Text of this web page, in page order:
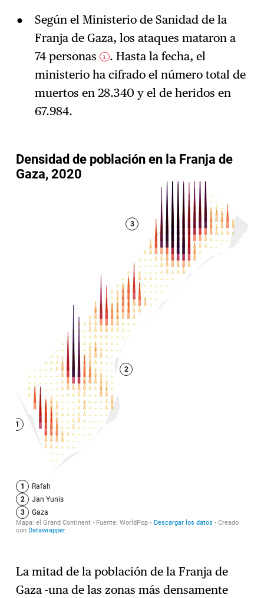
Según el Ministerio de Sanidad de la
Franja de Gaza, los ataques mataron a
74 personas
1 . Hasta la fecha, el
ministerio ha cifrado el número total de
muertos en 28.340 y el de heridos en
67.984.
La mitad de la población de la Franja de
Gaza -una de las zonas más densamente